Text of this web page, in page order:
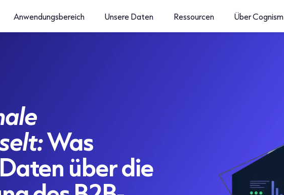
Anwendungsbereich Unsere Daten Ressourcen Über Cognism
Was
über die